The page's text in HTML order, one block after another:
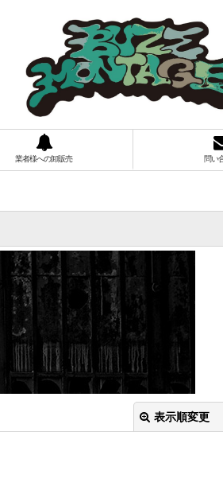
業者様への卸販売 問い
表示順変更